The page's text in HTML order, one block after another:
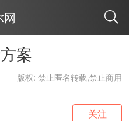
网
案
版权: 禁止匿名转载,禁止商用
关注
取消